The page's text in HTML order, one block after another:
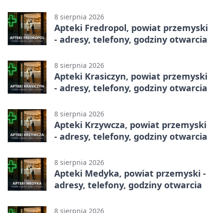
8 sierpnia 2026
Apteki Fredropol, powiat przemyski
- adresy, telefony, godziny otwarcia
8 sierpnia 2026
Apteki Krasiczyn, powiat przemyski
- adresy, telefony, godziny otwarcia
8 sierpnia 2026
Apteki Krzywcza, powiat przemyski
- adresy, telefony, godziny otwarcia
8 sierpnia 2026
Apteki Medyka, powiat przemyski -
adresy, telefony, godziny otwarcia
8 sierpnia 2026